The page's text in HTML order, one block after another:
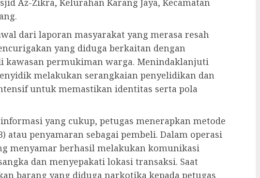
dari laporan masyarakat yang merasa resah
yang diduga berkaitan dengan
kawasan permukiman warga. Menindaklanjuti
melakukan serangkaian penyelidikan dan
untuk memastikan identitas serta pola
yang cukup, petugas menerapkan metode
atau penyamaran sebagai pembeli. Dalam operasi
menyamar berhasil melakukan komunikasi
dan menyepakati lokasi transaksi. Saat
barang yang diduga narkotika kepada petugas